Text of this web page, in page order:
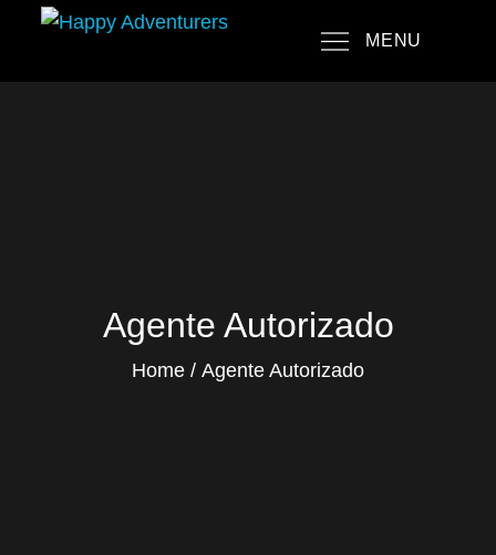
content
MENU
Agente Autorizado
Home Agente Autorizado